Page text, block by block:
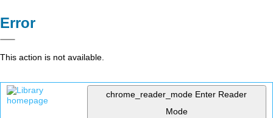
Error
This action is not available.
chrome_reader_mode Enter Reader
Mode